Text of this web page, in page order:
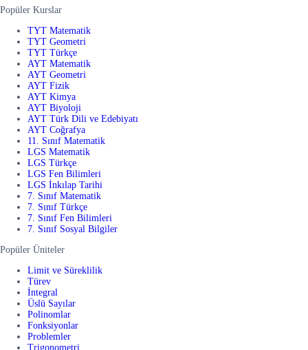
Popüler Kurslar
TYT Matematik
TYT Geometri
TYT Türkçe
AYT Matematik
AYT Geometri
AYT Fizik
AYT Kimya
AYT Biyoloji
AYT Türk Dili ve Edebiyatı
AYT Coğrafya
11. Sınıf Matematik
LGS Matematik
LGS Türkçe
LGS Fen Bilimleri
LGS İnkılap Tarihi
7. Sınıf Matematik
7. Sınıf Türkçe
7. Sınıf Fen Bilimleri
7. Sınıf Sosyal Bilgiler
Popüler Üniteler
Limit ve Süreklilik
Türev
İntegral
Üslü Sayılar
Polinomlar
Fonksiyonlar
Problemler
Trigonometri